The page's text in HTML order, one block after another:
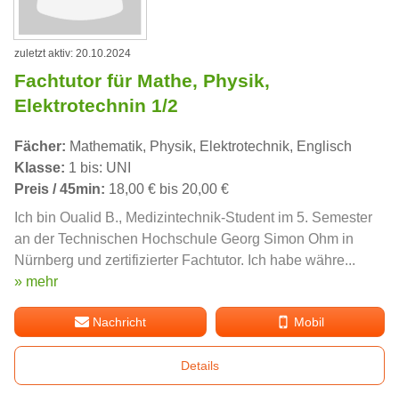
zuletzt aktiv: 20.10.2024
Fachtutor für Mathe, Physik,
Elektrotechnin 1/2
Fächer: Mathematik, Physik, Elektrotechnik, Englisch
Klasse: 1 bis: UNI
Preis / 45min: 18,00 € bis 20,00 €
Ich bin Oualid B., Medizintechnik-Student im 5. Semester
an der Technischen Hochschule Georg Simon Ohm in
Nürnberg und zertifizierter Fachtutor. Ich habe währe...
» mehr
Nachricht Mobil
Details